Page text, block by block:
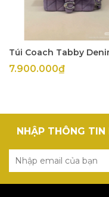
7.900.000₫
NHẬP THÔNG